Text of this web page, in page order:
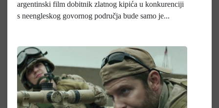
argentinski film dobitnik zlatnog kipića u konkurenciji
s neengleskog govornog područja bude samo je...